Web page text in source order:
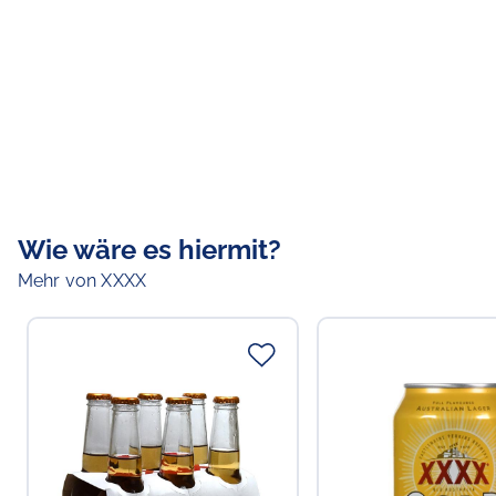
Wie wäre es hiermit?
Mehr von XXXX